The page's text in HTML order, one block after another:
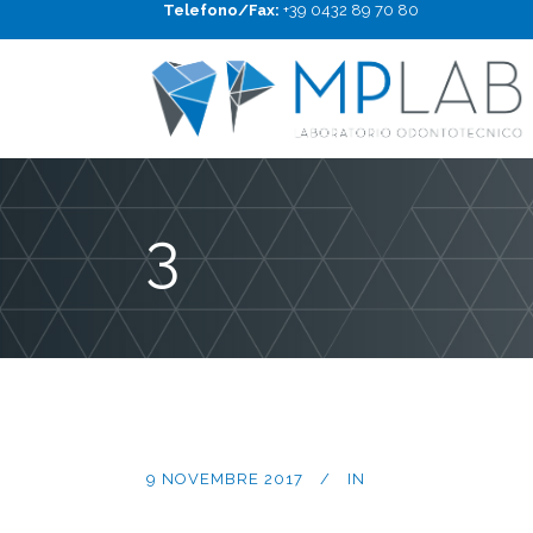
Telefono/Fax: +39 0432 89 70 80
3
9 NOVEMBRE 2017 IN